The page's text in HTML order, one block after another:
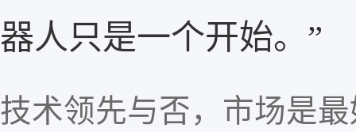
器人只是一个开始。”
技术领先与否，市场是